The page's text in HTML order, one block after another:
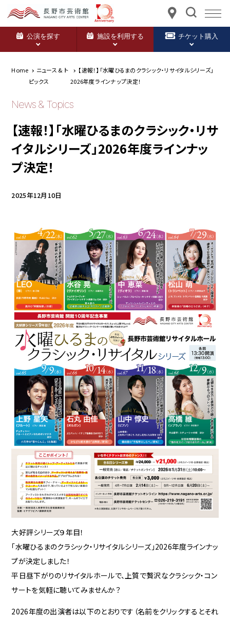
公演を探す 施設を利用する チケット購入
Home
ニュース & ト
ピックス
【速報！】「水曜ひるまのクラシック・リサイタルシリーズ」
2026年度ラインナップ決定！
News & Topics
【速報！】「水曜ひるまのクラシック・リサ
イタルシリーズ」2026年度ラインナッ
プ決定！
2025年12月10日
大好評シリーズ９年目！
「水曜ひるまのクラシック・リサイタルシリーズ」2026年度ラインナッ
プが決定しました！
平日昼下がりのリサイタルホールで、上質で贅沢なクラシック・コン
サートを気軽に聴いてみませんか？
2026年度の出演者は以下のとおりです（名前をクリックするとそれ